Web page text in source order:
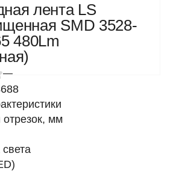
лента LS
SMD 3528-
480Lm
—
мм